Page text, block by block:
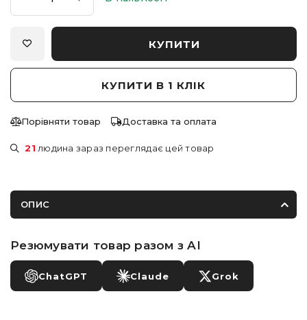
КУПИТИ
КУПИТИ В 1 КЛІК
Порівняти товар Доставка та оплата
21 людина зараз переглядає цей товар
ОПИС
Резюмувати товар разом з AI
ChatGPT Claude Grok